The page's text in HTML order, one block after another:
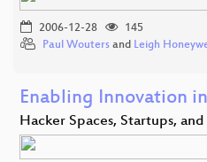
2006-12-28
145
Paul Wouters and Leigh
Enabling Innovation
Hacker Spaces, Startups,